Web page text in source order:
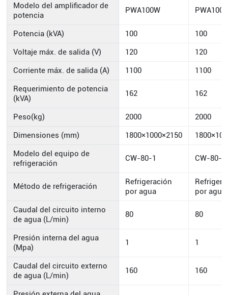
Modelo del amplificador de
potencia
PWA100W
Potencia (kVA) 100
100
Voltaje máx. de salida (V)
120
120
Corriente máx. de salida (A)
1100
1100
Requerimiento de potencia
(kVA)
162 162
Peso(kg) 2000
2000
Dimensiones (mm)
1800×1000×2150
Modelo del equipo de
refrigeración
CW-80-1 CW-80-1
Método de refrigeración
Refrigeración
por agua
por agua
Caudal del circuito interno
de agua (L/min)
80 80
Presión interna del agua
(Mpa)
1 1
Caudal del circuito externo
de agua (L/min)
160 160